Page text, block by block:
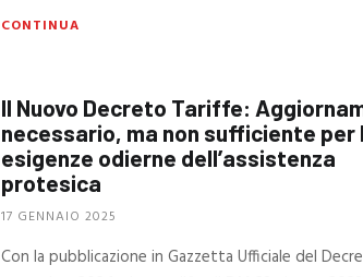
CONTINUA
Il Nuovo Decreto Tariffe:
necessario, ma non sufficiente per
esigenze odierne dell’assistenza
protesica
17 GENNAIO 2025
Con la pubblicazione in Gazzetta Ufficiale del